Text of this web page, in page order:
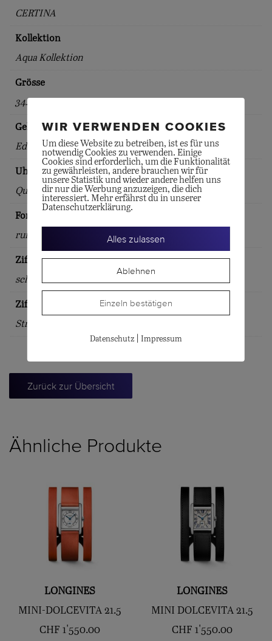
CERTINA
Kollektion
Aqua Kollektion
Grösse
34.50
Gehäuse
Edelstahl
Uhrwerk
Quarzwerk
Form
rund
Zifferblattfarbe
schwarz
Zifferblattindex
Striche
Zurück zur Übersicht
Ähnliche Produkte
LONGINES
MINI-DOLCEVITA 21.5
CHF 1'550.00
LONGINES
MINI DOLCEVITA 21.5
CHF 1'550.00
WIR VERWENDEN COOKIES
Um diese Website zu betreiben, ist es für uns
notwendig Cookies zu verwenden. Einige
Cookies sind erforderlich, um die Funktionalität
zu gewährleisten, andere brauchen wir für
unsere Statistik und wieder andere helfen uns
dir nur die Werbung anzuzeigen, die dich
interessiert. Mehr erfährst du in unserer
Datenschutzerklärung.
Alles zulassen
Ablehnen
Einzeln bestätigen
Datenschutz| Impressum